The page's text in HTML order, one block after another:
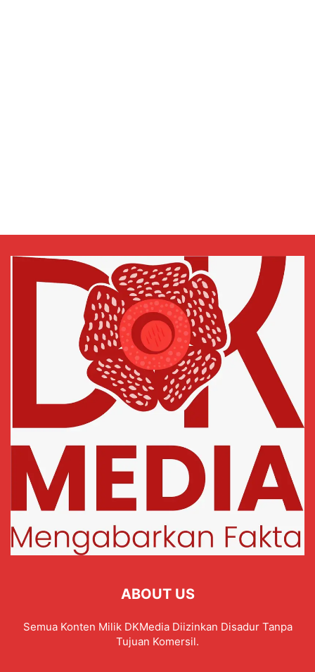
ABOUT US
Semua Konten Milik DKMedia Diizinkan Disadur Tanpa
Tujuan Komersil.